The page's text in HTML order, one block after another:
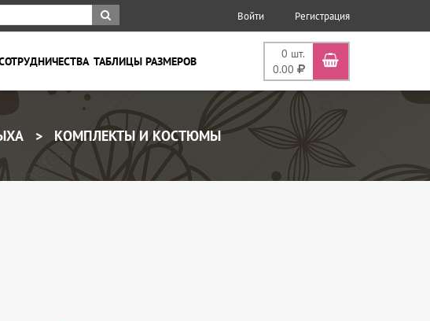
Войти Регистрация
0 шт.
0.00
ТАБЛИЦЫ РАЗМЕРОВ
КОМПЛЕКТЫ И КОСТЮМЫ